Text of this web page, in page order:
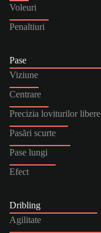
Voleuri
Penaltiuri
Pase
Viziune
Centrare
Precizia loviturilor libere
Pasări scurte
Pase lungi
Efect
Dribling
Agilitate